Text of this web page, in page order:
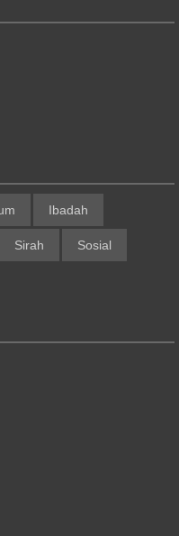
Ibadah
Sirah Sosial